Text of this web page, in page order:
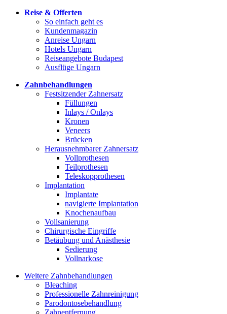
Reise & Offerten
So einfach geht es
Kundenmagazin
Anreise Ungarn
Hotels Ungarn
Reiseangebote Budapest
Ausflüge Ungarn
Zahnbehandlungen
Festsitzender Zahnersatz
Füllungen
Inlays / Onlays
Kronen
Veneers
Brücken
Herausnehmbarer Zahnersatz
Vollprothesen
Teilprothesen
Teleskopprothesen
Implantation
Implantate
navigierte Implantation
Knochenaufbau
Vollsanierung
Chirurgische Eingriffe
Betäubung und Anästhesie
Sedierung
Vollnarkose
Weitere Zahnbehandlungen
Bleaching
Professionelle Zahnreinigung
Parodontosebehandlung
Zahnentfernung